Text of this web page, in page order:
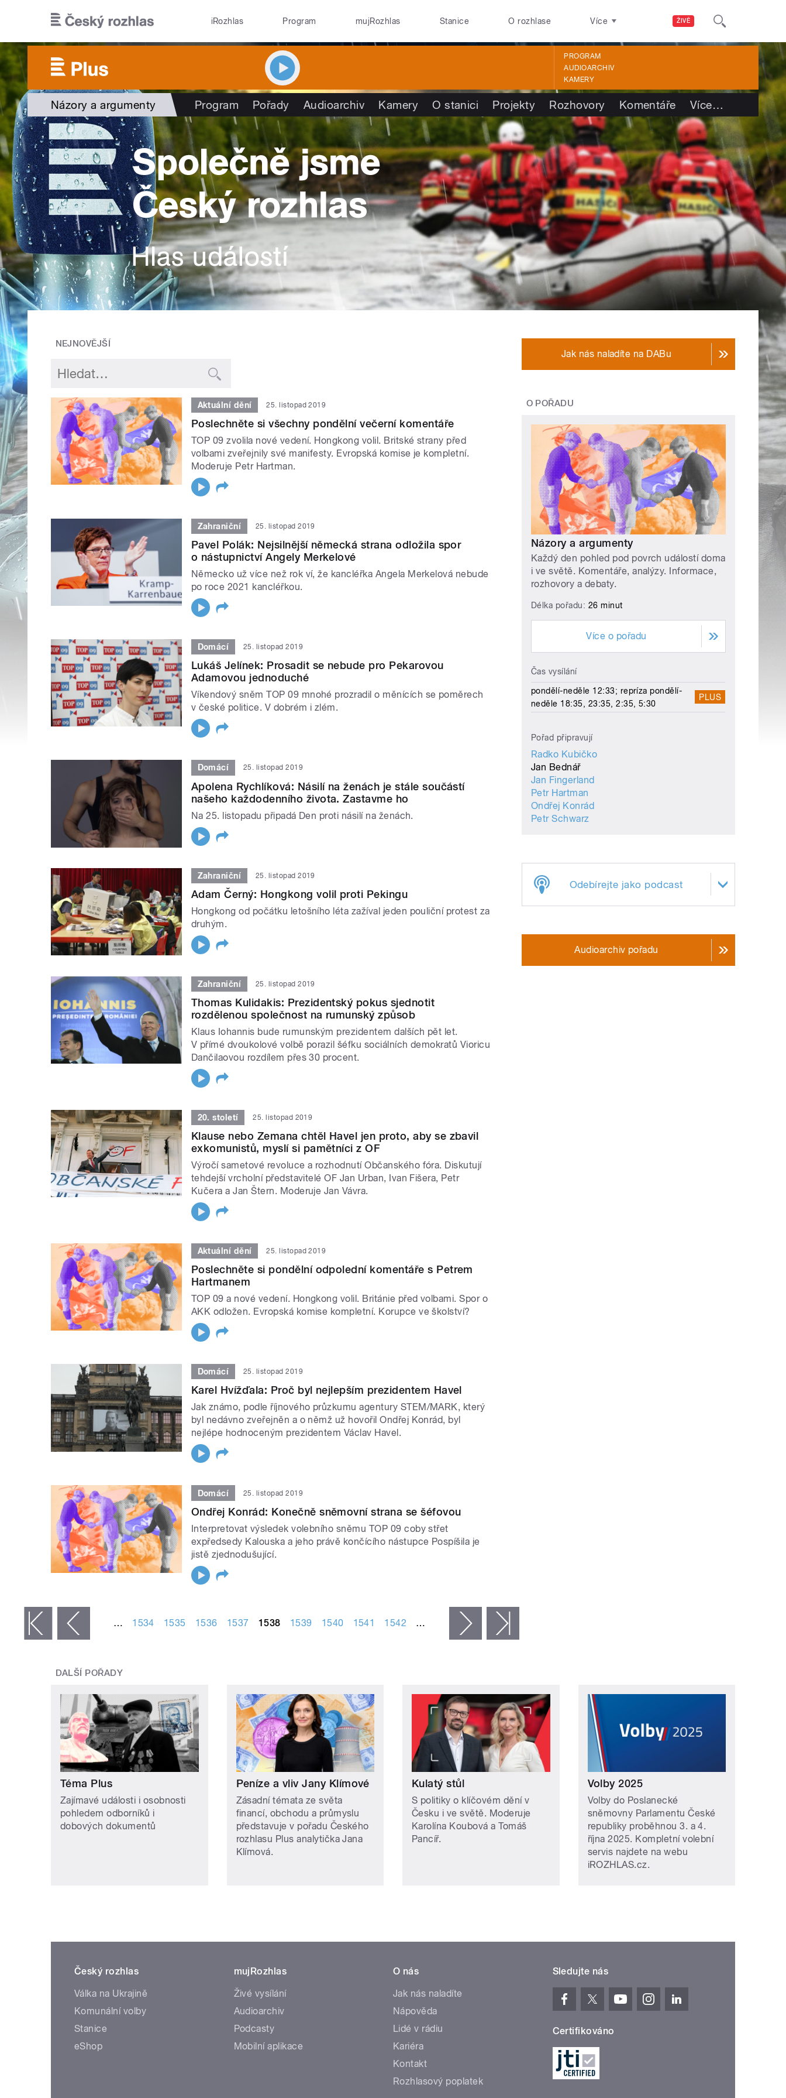
ŽIVĚ
iRozhlas Program mujRozhlas Stanice O rozhlase Více
PROGRAM
AUDIOARCHIV
KAMERY
Názory a argumenty Program Pořady Audioarchiv Kamery O stanici Projekty Rozhovory Komentáře Více…
NEJNOVĚJŠÍ
Aktuální dění 25. listopad 2019
Poslechněte si všechny pondělní večerní komentáře
TOP 09 zvolila nové vedení. Hongkong volil. Britské strany před
volbami zveřejnily své manifesty. Evropská komise je kompletní.
Moderuje Petr Hartman.
Zahraniční 25. listopad 2019
Pavel Polák: Nejsilnější německá strana odložila spor
o nástupnictví Angely Merkelové
Německo už více než rok ví, že kancléřka Angela Merkelová nebude
po roce 2021 kancléřkou.
Domácí 25. listopad 2019
Lukáš Jelínek: Prosadit se nebude pro Pekarovou
Adamovou jednoduché
Víkendový sněm TOP 09 mnohé prozradil o měnících se poměrech
v české politice. V dobrém i zlém.
Domácí 25. listopad 2019
Apolena Rychlíková: Násilí na ženách je stále součástí
našeho každodenního života. Zastavme ho
Na 25. listopadu připadá Den proti násilí na ženách.
Zahraniční 25. listopad 2019
Adam Černý: Hongkong volil proti Pekingu
Hongkong od počátku letošního léta zažíval jeden pouliční protest za
druhým.
Zahraniční 25. listopad 2019
Thomas Kulidakis: Prezidentský pokus sjednotit
rozdělenou společnost na rumunský způsob
Klaus Iohannis bude rumunským prezidentem dalších pět let.
V přímé dvoukolové volbě porazil šéfku sociálních demokratů Vioricu
Dančilaovou rozdílem přes 30 procent.
20. století 25. listopad 2019
Klause nebo Zemana chtěl Havel jen proto, aby se zbavil
exkomunistů, myslí si pamětníci z OF
Výročí sametové revoluce a rozhodnutí Občanského fóra. Diskutují
tehdejší vrcholní představitelé OF Jan Urban, Ivan Fišera, Petr
Kučera a Jan Štern. Moderuje Jan Vávra.
Aktuální dění 25. listopad 2019
Poslechněte si pondělní odpolední komentáře s Petrem
Hartmanem
TOP 09 a nové vedení. Hongkong volil. Británie před volbami. Spor o
AKK odložen. Evropská komise kompletní. Korupce ve školství?
Domácí 25. listopad 2019
Karel Hvížďala: Proč byl nejlepším prezidentem Havel
Jak známo, podle říjnového průzkumu agentury STEM/MARK, který
byl nedávno zveřejněn a o němž už hovořil Ondřej Konrád, byl
nejlépe hodnoceným prezidentem Václav Havel.
Domácí 25. listopad 2019
Ondřej Konrád: Konečně sněmovní strana se šéfovou
Interpretovat výsledek volebního sněmu TOP 09 coby střet
expředsedy Kalouska a jeho právě končícího nástupce Pospíšila je
jistě zjednodušující.
‹ předchozí … 1534 1535 1536 1537 1538 1539 1540 1541 1542 … následující ›
Jak nás naladíte na DABu
O POŘADU
Názory a argumenty
Každý den pohled pod povrch událostí doma
i ve světě. Komentáře, analýzy. Informace,
rozhovory a debaty.
Délka pořadu: 26 minut
Více o pořadu
Čas vysílání
pondělí-neděle 12:33; repríza pondělí-
neděle 18:35, 23:35, 2:35, 5:30
PLUS
Pořad připravují
Radko Kubičko
Jan Bednář
Jan Fingerland
Petr Hartman
Ondřej Konrád
Petr Schwarz
Odebírejte jako podcast
Audioarchiv pořadu
DALŠÍ POŘADY
Téma Plus
Zajímavé události i osobnosti
pohledem odborníků i
dobových dokumentů
Peníze a vliv Jany Klímové
Zásadní témata ze světa
financí, obchodu a průmyslu
představuje v pořadu Českého
rozhlasu Plus analytička Jana
Klímová.
Kulatý stůl
S politiky o klíčovém dění v
Česku i ve světě. Moderuje
Karolína Koubová a Tomáš
Pancíř.
Volby 2025
Volby do Poslanecké
sněmovny Parlamentu České
republiky proběhnou 3. a 4.
října 2025. Kompletní volební
servis najdete na webu
iROZHLAS.cz.
Český rozhlas
Válka na Ukrajině
Komunální volby
Stanice
eShop
mujRozhlas
Živé vysílání
Audioarchiv
Podcasty
Mobilní aplikace
O nás
Jak nás naladíte
Nápověda
Lidé v rádiu
Kariéra
Kontakt
Rozhlasový poplatek
Sledujte nás
Certifikováno